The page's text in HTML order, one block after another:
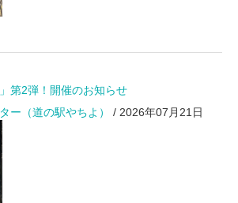
第2弾！開催のお知らせ
ー（道の駅やちよ）
/ 2026年07月21日